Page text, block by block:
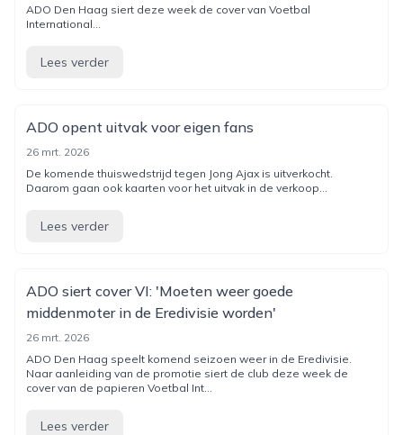
ADO Den Haag siert deze week de cover van Voetbal
International...
Lees verder
ADO opent uitvak voor eigen fans
26 mrt. 2026
De komende thuiswedstrijd tegen Jong Ajax is uitverkocht.
Daarom gaan ook kaarten voor het uitvak in de verkoop...
Lees verder
ADO siert cover VI: 'Moeten weer goede
middenmoter in de Eredivisie worden'
26 mrt. 2026
ADO Den Haag speelt komend seizoen weer in de Eredivisie.
Naar aanleiding van de promotie siert de club deze week de
cover van de papieren Voetbal Int...
Lees verder